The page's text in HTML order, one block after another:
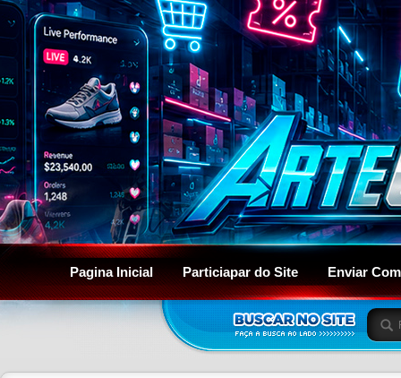
Pagina Inicial Particiapar do Site Enviar